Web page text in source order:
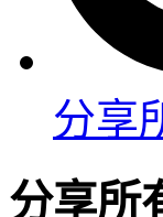
分享
分享所